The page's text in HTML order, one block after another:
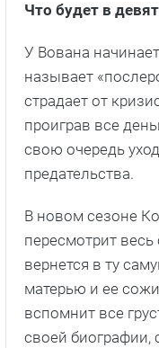
Что будет в
У Вована
называет
страдает от
проиграв все
свою очередь
предательства.
В новом сезоне
пересмотрит
вернется в ту
матерью и ее
вспомнит все
своей